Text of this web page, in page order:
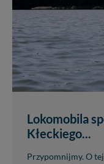
Lokomobila
Kłeckiego...
Przypomnijmy. O